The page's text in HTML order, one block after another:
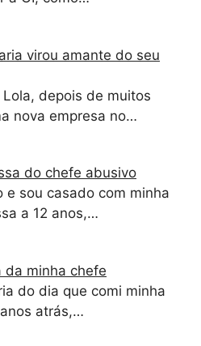
virou amante do seu
depois de muitos
nova empresa no…
do chefe abusivo
e sou casado com minha
a 12 anos,…
da minha chefe
do dia que comi minha
atrás,…